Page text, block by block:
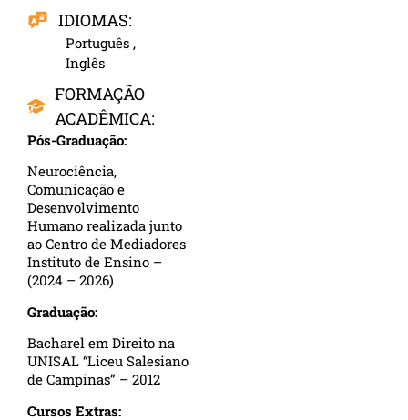
IDIOMAS:
Português ,
Inglês
FORMAÇÃO
ACADÊMICA:
Pós-Graduação:
Neurociência,
Comunicação e
Desenvolvimento
Humano realizada junto
ao Centro de Mediadores
Instituto de Ensino –
(2024 – 2026)
Graduação:
Bacharel em Direito na
UNISAL “Liceu Salesiano
de Campinas” – 2012
Cursos Extras: